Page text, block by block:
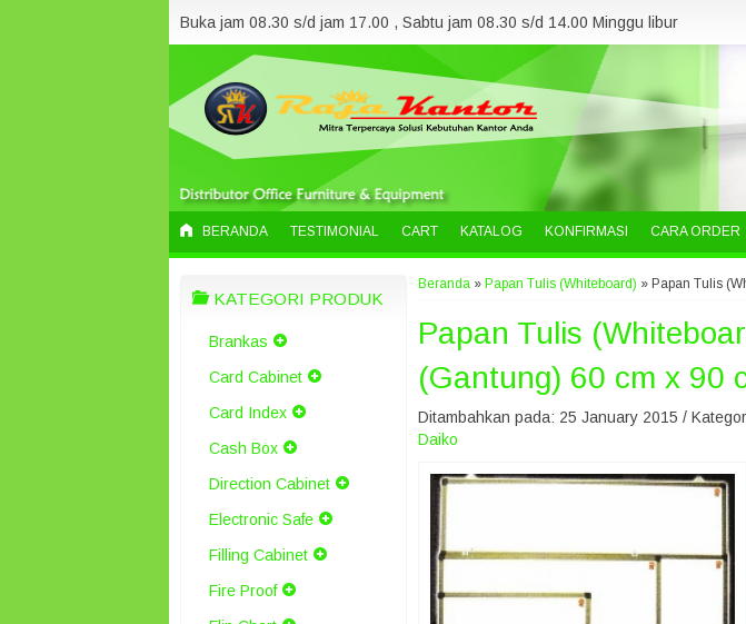
Buka jam 08.30 s/d jam 17.00 , Sabtu jam 08.30 s/d 14.00 Minggu libur
BERANDA TESTIMONIAL CART KATALOG KONFIRMASI CARA ORDER
KATEGORI PRODUK
Brankas
Card Cabinet
Card Index
Cash Box
Direction Cabinet
Electronic Safe
Filling Cabinet
Fire Proof
Beranda » Papan Tulis (Whiteboard) » Papan Tulis
Papan Tulis
(Gantung) 60 cm x 90
Ditambahkan pada: 25 January 2015 /
Daiko